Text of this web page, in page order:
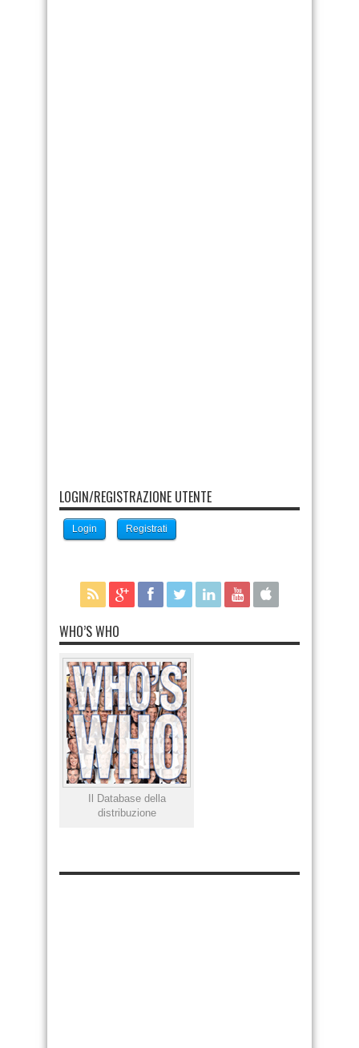
LOGIN/REGISTRAZIONE UTENTE
Login Registrati
WHO’S WHO
Il Database della
distribuzione